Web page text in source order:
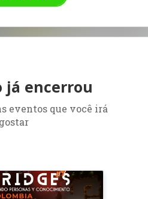
já encerrou
eventos que você irá
gostar